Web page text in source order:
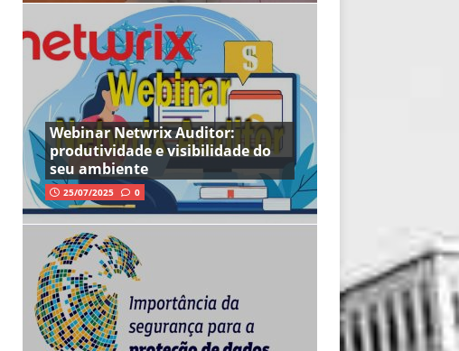
Webinar Netwrix Auditor:
produtividade e visibilidade do
seu ambiente
25/07/2025 0